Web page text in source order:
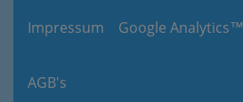
Impressum Google Analytics™
AGB's